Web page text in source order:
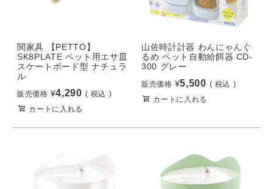
関家具 【PETTO】
SK8PLATE ペット用エサ皿
スケートボード型 ナチュラ
ル
販売価格 ¥4,290
税込
カートに入れる
山佐時計計器 わんにゃんぐ
るめ ペット自動給餌器 CD-
300 グレー
販売価格 ¥5,500
税込
カートに入れる